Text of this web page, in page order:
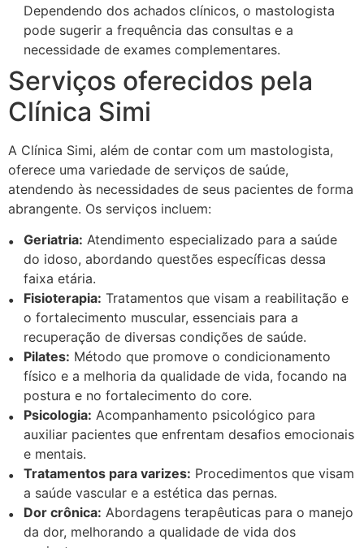
Dependendo dos achados clínicos, o mastologista
pode sugerir a frequência das consultas e a
necessidade de exames complementares.
Serviços oferecidos pela
Clínica Simi
A Clínica Simi, além de contar com um mastologista,
oferece uma variedade de serviços de saúde,
atendendo às necessidades de seus pacientes de forma
abrangente. Os serviços incluem:
Geriatria: Atendimento especializado para a saúde
do idoso, abordando questões específicas dessa
faixa etária.
Fisioterapia: Tratamentos que visam a reabilitação e
o fortalecimento muscular, essenciais para a
recuperação de diversas condições de saúde.
Pilates: Método que promove o condicionamento
físico e a melhoria da qualidade de vida, focando na
postura e no fortalecimento do core.
Psicologia: Acompanhamento psicológico para
auxiliar pacientes que enfrentam desafios emocionais
e mentais.
Tratamentos para varizes: Procedimentos que visam
a saúde vascular e a estética das pernas.
Dor crônica: Abordagens terapêuticas para o manejo
da dor, melhorando a qualidade de vida dos